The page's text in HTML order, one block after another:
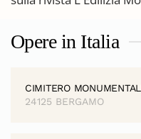
Opere in Italia
CIMITERO
24125 BERGAMO